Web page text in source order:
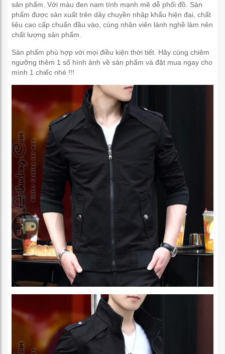
sản phẩm. Với màu đen nam tính mạnh mẽ dễ phối đồ. Sản
phẩm được sản xuất trên dây chuyền nhập khẩu hiện đại, chất
liệu cao cấp chuẩn đầu vào, cùng nhân viên lành nghề làm nên
chất lượng sản phẩm.
Sản phẩm phù hợp với mọi điều kiện thời tiết. Hãy cùng chiêm
ngưỡng thêm 1 số hình ảnh về sản phẩm và đặt mua ngay cho
mình 1 chiếc nhé !!!